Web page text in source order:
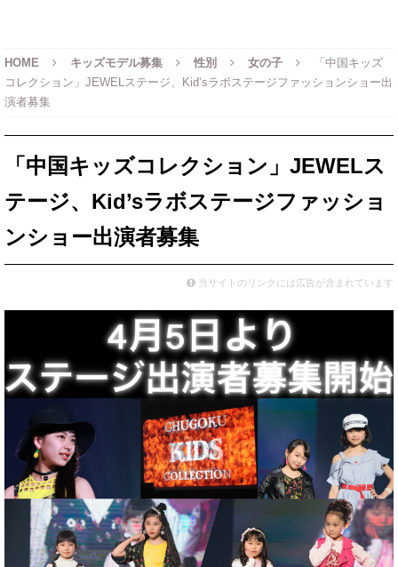
HOME キッズモデル募集 性別 女の子
「中国キッズ
コレクション」JEWELステージ、Kid’sラボステージファッションショー出
演者募集
「中国キッズコレクション」JEWELス
テージ、Kid’sラボステージファッショ
ンショー出演者募集
当サイトのリンクには広告が含まれています